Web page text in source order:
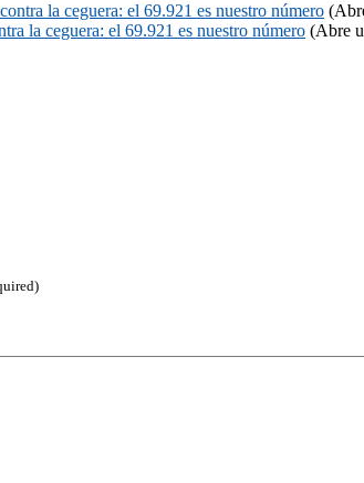
la ceguera: el 69.921 es nuestro número
la ceguera: el 69.921 es nuestro número (Abre